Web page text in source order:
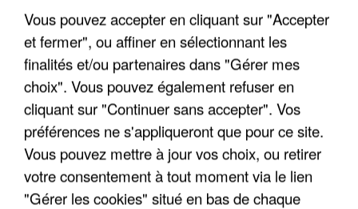
Vous pouvez accepter en cliquant sur "Accepter
et fermer", ou affiner en sélectionnant les
finalités et/ou partenaires dans "Gérer mes
choix". Vous pouvez également refuser en
cliquant sur "Continuer sans accepter". Vos
préférences ne s'appliqueront que pour ce site.
Vous pouvez mettre à jour vos choix, ou retirer
votre consentement à tout moment via le lien
"Gérer les cookies" situé en bas de chaque